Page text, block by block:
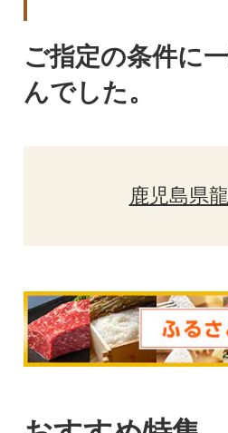
ご指定の条件に
んでした。
鹿児島県